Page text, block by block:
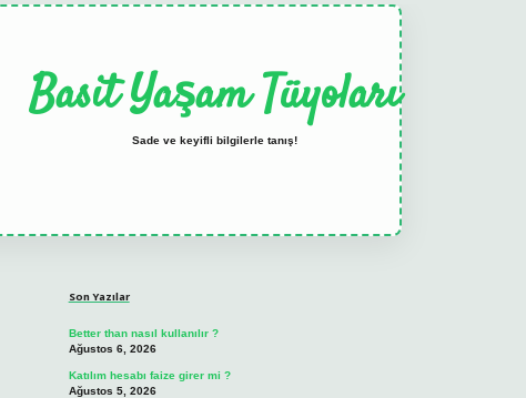
Basit Yaşam Tüyoları
Sade ve keyifli bilgilerle tanış!
Son Yazılar
Better than nasıl kullanılır ?
Ağustos 6, 2026
Katılım hesabı faize girer mi ?
Ağustos 5, 2026